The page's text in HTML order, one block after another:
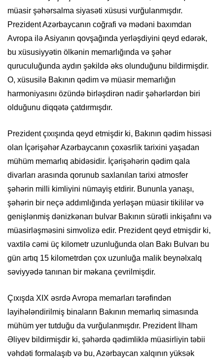
müasir şəhərsalma siyasəti xüsusi vurğulanmışdır.
Prezident Azərbaycanın coğrafi və mədəni baxımdan
Avropa ilə Asiyanın qovşağında yerləşdiyini qeyd edərək,
bu xüsusiyyətin ölkənin memarlığında və şəhər
quruculuğunda aydın şəkildə əks olunduğunu bildirmişdir.
O, xüsusilə Bakının qədim və müasir memarlığın
harmoniyasını özündə birləşdirən nadir şəhərlərdən biri
olduğunu diqqətə çatdırmışdır.
Prezident çıxışında qeyd etmişdir ki, Bakının qədim hissəsi
olan İçərişəhər Azərbaycanın çoxəsrlik tarixini yaşadan
mühüm memarlıq abidəsidir. İçərişəhərin qədim qala
divarları arasında qorunub saxlanılan tarixi atmosfer
şəhərin milli kimliyini nümayiş etdirir. Bununla yanaşı,
şəhərin bir neçə addımlığında yerləşən müasir tikililər və
genişlənmiş dənizkənarı bulvar Bakının sürətli inkişafını və
müasirləşməsini simvolizə edir. Prezident qeyd etmişdir ki,
vaxtilə cəmi üç kilometr uzunluğunda olan Bakı Bulvarı bu
gün artıq 15 kilometrdən çox uzunluğa malik beynəlxalq
səviyyədə tanınan bir məkana çevrilmişdir.
Çıxışda XIX əsrdə Avropa memarları tərəfindən
layihələndirilmiş binaların Bakının memarlıq simasında
mühüm yer tutduğu da vurğulanmışdır. Prezident İlham
Əliyev bildirmişdir ki, şəhərdə qədimliklə müasirliyin təbii
vəhdəti formalaşıb və bu, Azərbaycan xalqının yüksək